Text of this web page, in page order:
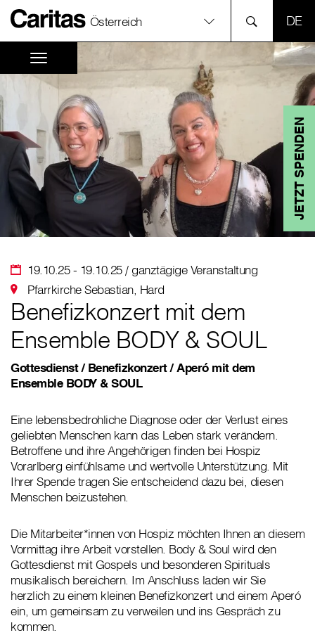
Österreich
JETZT SPENDEN
19.10.25 - 19.10.25 / ganztägige Veranstaltung
Pfarrkirche Sebastian, Hard
Benefizkonzert mit dem
Ensemble BODY & SOUL
Gottesdienst / Benefizkonzert / Aperó mit dem
Ensemble BODY & SOUL
Eine lebensbedrohliche Diagnose oder der Verlust eines
geliebten Menschen kann das Leben stark verändern.
Betroffene und ihre Angehörigen finden bei Hospiz
Vorarlberg einfühlsame und wertvolle Unterstützung. Mit
Ihrer Spende tragen Sie entscheidend dazu bei, diesen
Menschen beizustehen.
Die Mitarbeiter*innen von Hospiz möchten Ihnen an diesem
Vormittag ihre Arbeit vorstellen. Body & Soul wird den
Gottesdienst mit Gospels und besonderen Spirituals
musikalisch bereichern. Im Anschluss laden wir Sie
herzlich zu einem kleinen Benefizkonzert und einem Aperó
ein, um gemeinsam zu verweilen und ins Gespräch zu
kommen.